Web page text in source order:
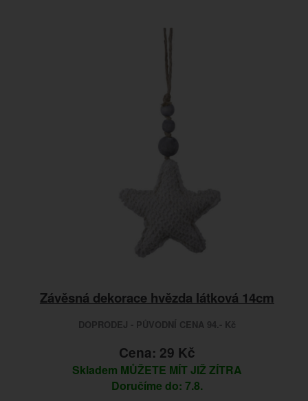
Závěsná dekorace hvězda látková 14cm
DOPRODEJ - PŮVODNÍ CENA 94.- Kč
Cena: 29 Kč
Skladem MŮŽETE MÍT JIŽ ZÍTRA
Doručíme do: 7.8.